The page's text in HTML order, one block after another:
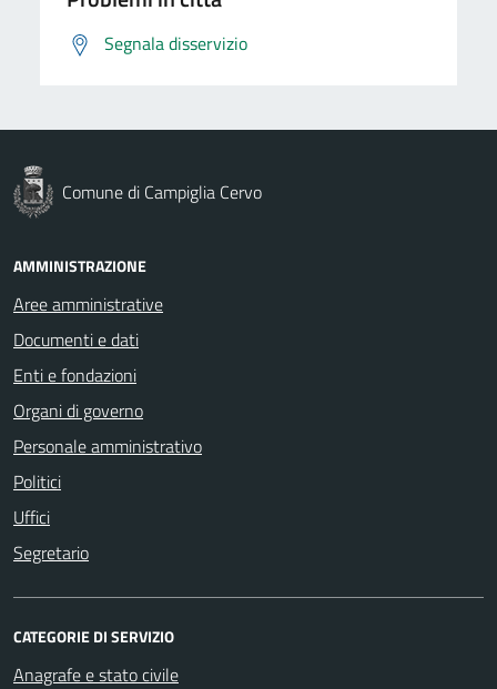
Segnala disservizio
Comune di Campiglia Cervo
AMMINISTRAZIONE
Aree amministrative
Documenti e dati
Enti e fondazioni
Organi di governo
Personale amministrativo
Politici
Uffici
Segretario
CATEGORIE DI SERVIZIO
Anagrafe e stato civile